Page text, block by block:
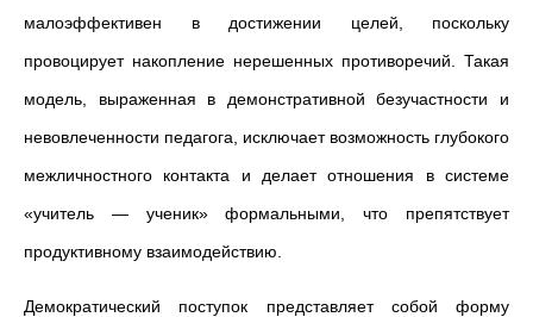
малоэффективен в достижении целей, поскольку
провоцирует накопление нерешенных противоречий. Такая
модель, выраженная в демонстративной безучастности и
невовлеченности педагога, исключает возможность глубокого
межличностного контакта и делает отношения в системе
«учитель — ученик» формальными, что препятствует
продуктивному взаимодействию.
Демократический поступок представляет собой форму